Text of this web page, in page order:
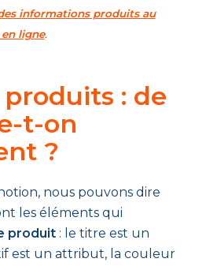
informations produits au
ligne.
: de
t-on
?
nous pouvons dire
les éléments qui
produit: le titre est un
est un attribut, la couleur